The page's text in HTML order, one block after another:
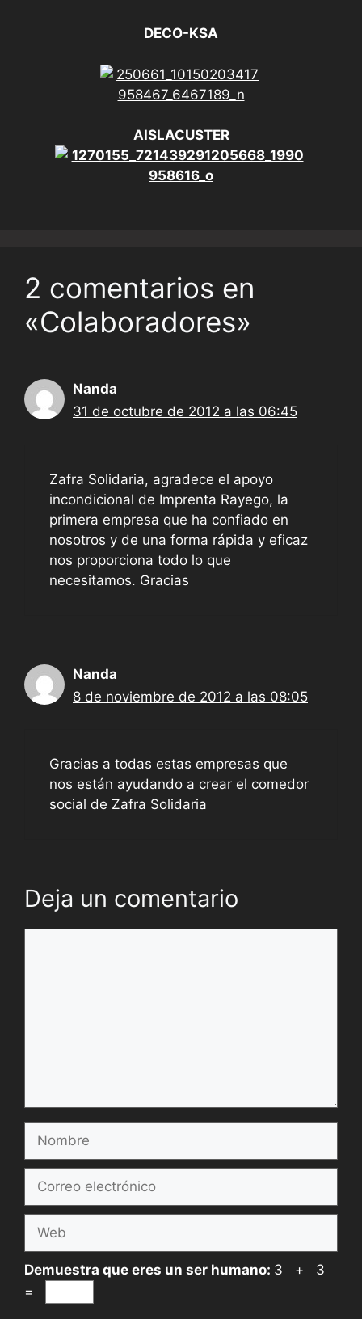
DECO-KSA
AISLACUSTER
2 comentarios en
«Colaboradores»
Nanda
31 de octubre de 2012 a las 06:45
Zafra Solidaria, agradece el apoyo
incondicional de Imprenta Rayego, la
primera empresa que ha confiado en
nosotros y de una forma rápida y eficaz
nos proporciona todo lo que
necesitamos. Gracias
Nanda
8 de noviembre de 2012 a las 08:05
Gracias a todas estas empresas que
nos están ayudando a crear el comedor
social de Zafra Solidaria
Deja un comentario
electrónico
Demuestra que eres un ser humano: 3 + 3
=